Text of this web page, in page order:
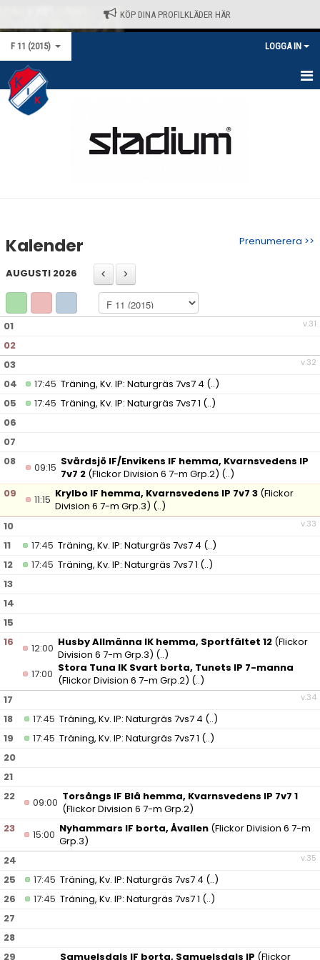
KÖP DINA PROFILKLÄDER HÄR
F 11 (2015) LOGGA IN
HEM
KONTAKT
Prenumerera >>
Kalender
AUGUSTI 2026
v.31
01
02
v.32
03
04
17:45 Träning, Kv. IP: Naturgräs 7vs7 4 (..)
05
17:45 Träning, Kv. IP: Naturgräs 7vs7 1 (..)
06
07
08
09:15 Svärdsjö IF/Envikens IF hemma, Kvarnsvedens IP
7v7 2 (Flickor Division 6 7-m Grp.2) (..)
09
11:15 Krylbo IF hemma, Kvarnsvedens IP 7v7 3 (Flickor
Division 6 7-m Grp.3) (..)
v.33
10
11
17:45 Träning, Kv. IP: Naturgräs 7vs7 4 (..)
12
17:45 Träning, Kv. IP: Naturgräs 7vs7 1 (..)
13
14
15
16
12:00 Husby Allmänna IK hemma, Sportfältet 12 (Flickor
Division 6 7-m Grp.3) (..)
17:00 Stora Tuna IK Svart borta, Tunets IP 7-manna
(Flickor Division 6 7-m Grp.2) (..)
v.34
17
18
17:45 Träning, Kv. IP: Naturgräs 7vs7 4 (..)
19
17:45 Träning, Kv. IP: Naturgräs 7vs7 1 (..)
20
21
22
09:00 Torsångs IF Blå hemma, Kvarnsvedens IP 7v7 1
(Flickor Division 6 7-m Grp.2)
23
15:00 Nyhammars IF borta, Åvallen (Flickor Division 6 7-m
Grp.3)
v.35
24
25
17:45 Träning, Kv. IP: Naturgräs 7vs7 4 (..)
26
17:45 Träning, Kv. IP: Naturgräs 7vs7 1 (..)
27
28
29
Samuelsdals IF borta, Samuelsdals IP (Flickor